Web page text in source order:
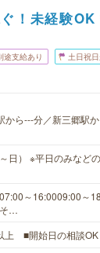
！未経験
途支給あり 土日祝
から---分／新三郷駅
日） ※平日のみなど
07:00～16:0009:00～
…
上 ■開始日の相談OK